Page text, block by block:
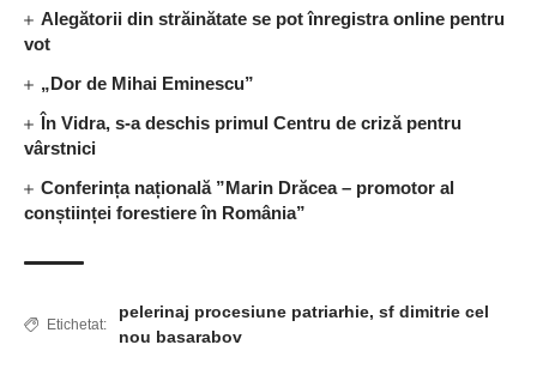
Alegătorii din străinătate se pot înregistra online pentru
vot
„Dor de Mihai Eminescu”
În Vidra, s-a deschis primul Centru de criză pentru
vârstnici
Conferința națională ”Marin Drăcea – promotor al
conștiinței forestiere în România”
Etichetat:
pelerinaj procesiune patriarhie, sf dimitrie cel
nou basarabov